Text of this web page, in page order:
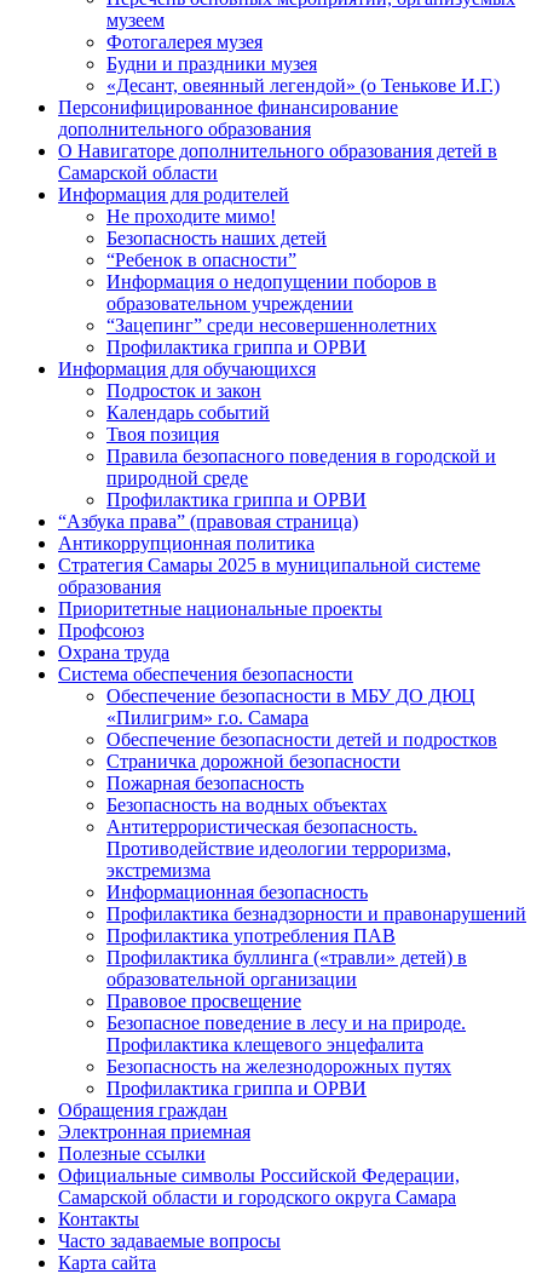
музеем
Фотогалерея музея
Будни и праздники музея
«Десант, овеянный легендой» (о Тенькове И.Г.)
Персонифицированное финансирование
дополнительного образования
О Навигаторе дополнительного образования детей в
Самарской области
Информация для родителей
Не проходите мимо!
Безопасность наших детей
“Ребенок в опасности”
Информация о недопущении поборов в
образовательном учреждении
“Зацепинг” среди несовершеннолетних
Профилактика гриппа и ОРВИ
Информация для обучающихся
Подросток и закон
Календарь событий
Твоя позиция
Правила безопасного поведения в городской и
природной среде
Профилактика гриппа и ОРВИ
“Азбука права” (правовая страница)
Антикоррупционная политика
Стратегия Самары 2025 в муниципальной системе
образования
Приоритетные национальные проекты
Профсоюз
Охрана труда
Система обеспечения безопасности
Обеспечение безопасности в МБУ ДО ДЮЦ
«Пилигрим» г.о. Самара
Обеспечение безопасности детей и подростков
Страничка дорожной безопасности
Пожарная безопасность
Безопасность на водных объектах
Антитеррористическая безопасность.
Противодействие идеологии терроризма,
экстремизма
Информационная безопасность
Профилактика безнадзорности и правонарушений
Профилактика употребления ПАВ
Профилактика буллинга («травли» детей) в
образовательной организации
Правовое просвещение
Безопасное поведение в лесу и на природе.
Профилактика клещевого энцефалита
Безопасность на железнодорожных путях
Профилактика гриппа и ОРВИ
Обращения граждан
Электронная приемная
Полезные ссылки
Официальные символы Российской Федерации,
Самарской области и городского округа Самара
Контакты
Часто задаваемые вопросы
Карта сайта